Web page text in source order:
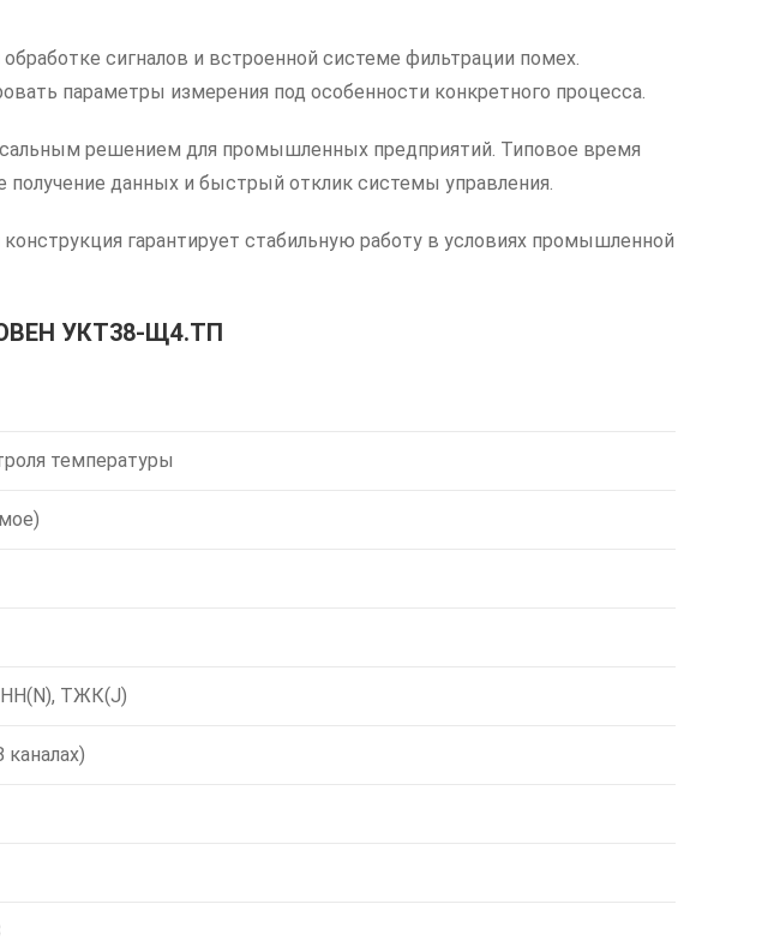
сигналов и встроенной системе фильтрации помех.
параметры измерения под особенности конкретного процесса.
решением для промышленных предприятий. Типовое время
получение данных и быстрый отклик системы управления.
гарантирует стабильную работу в условиях промышленной
ОВЕН УКТ38-Щ4.ТП
температуры
ТЖК(J)
каналах)